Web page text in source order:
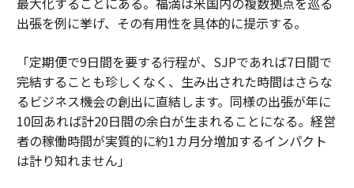
出張を例に挙げ、その有用性を具体的に提示する。
「定期便で9日間を要する行程が、SJPであれば7日間で
完結することも珍しくなく、生み出された時間はさらな
るビジネス機会の創出に直結します。同様の出張が年に
10回あれば計20日間の余白が生まれることになる。経営
者の稼働時間が実質的に約1カ月分増加するインパクト
は計り知れません」